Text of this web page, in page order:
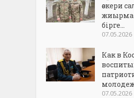
әскери
бірге...
07.05.2026
Как в
07.05.2026